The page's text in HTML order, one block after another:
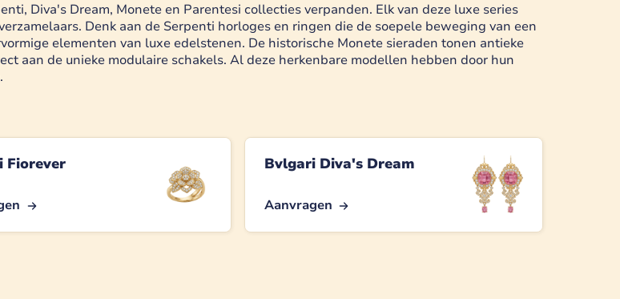
Diva's Dream, Monete en Parentesi collecties verpanden. Elk van deze luxe series
Denk aan de Serpenti horloges en ringen die de soepele beweging van een
elementen van luxe edelstenen. De historische Monete sieraden tonen antieke
aan de unieke modulaire schakels. Al deze herkenbare modellen hebben door hun
Fiorever Bvlgari Diva's Dream
Aanvragen